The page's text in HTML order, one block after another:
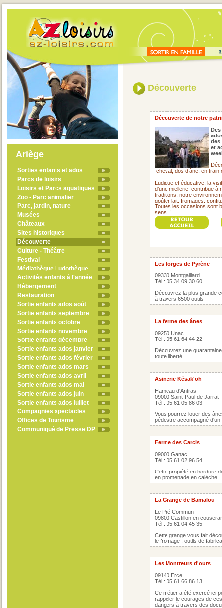
Ariège
Sorties enfants et ados
Parcs de loisirs
Loisirs et Parcs aquatiques
Zoo - Parc animalier
Parc, jardin, nature
Musées
Châteaux
Sites historiques
Découverte
Culture - Théâtre
Festival
Médiathèque Ludothèque
Activités enfants à l'année
Hébergement
Restauration
Sortie enfants ados août
Sortie enfants septembre
Sortie enfants octobre
Sortie enfants novembre
Sortie enfants décembre
Sortie enfants ados janvier
Sortie enfants ados février
Sortie enfants ados mars
Sortie enfants ados avril
Sortie enfants ados mai
Sortie enfants ados juin
Sortie enfants ados juillet
Compagnies spectacles
Offices de Tourisme
Communiqué de Presse DP
Découverte
Découverte de notre
Des
des
et
cheval, dos d’âne, en
Ludique et éducative, la
d’une miellerie contribue à
traditions, notre
goûter lait, fromages,
Toutes les occasions sont
sens !
Les forges de Pyrène
09330 Montgaillard
Tél : 05 34 09 30 60
Découvrez la plus grande
à travers 6500 outils
La ferme des ânes
09250 Unac
Tél : 05 61 64 44 22
Découvrez une
toute liberté.
Asinerie Késak'oh
Hameau d'Antras
09000 Saint-Paul de Jarrat
Tél : 05 61 05 86 03
Vous pourrez louer des
pédestre accompagné d'un
Ferme des Carcis
09000 Ganac
Tél : 05 61 02 96 54
Cette propiété en bordure
en promenade en calèche.
La Grange de Bamalou
Le Pré Commun
09800 Castillon en
Tél : 05 61 04 45 35
Cette grange vous fait
le fromage : outils de
Les Montreurs d'ours
09140 Erce
Tél : 05 61 66 86 13
Ce métier a été exercé ici
rappeler le courages de
dangers à travers des